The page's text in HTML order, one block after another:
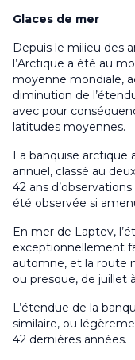
Glaces de mer
Depuis le milieu des
l’Arctique a été au
moyenne mondiale,
diminution de
avec pour
latitudes moyennes.
La banquise
annuel, classé au
42 ans
été observée si
En mer de Laptev,
exceptionnellement
automne, et la route
ou presque, de juillet
L’étendue de la
similaire, ou
42 dernières années.